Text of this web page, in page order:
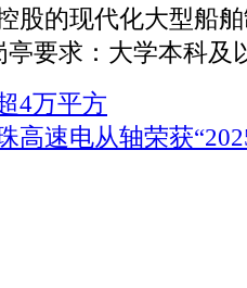
股的现代化大型船
要求：大学本科及
4万平方
高速电从轴荣获